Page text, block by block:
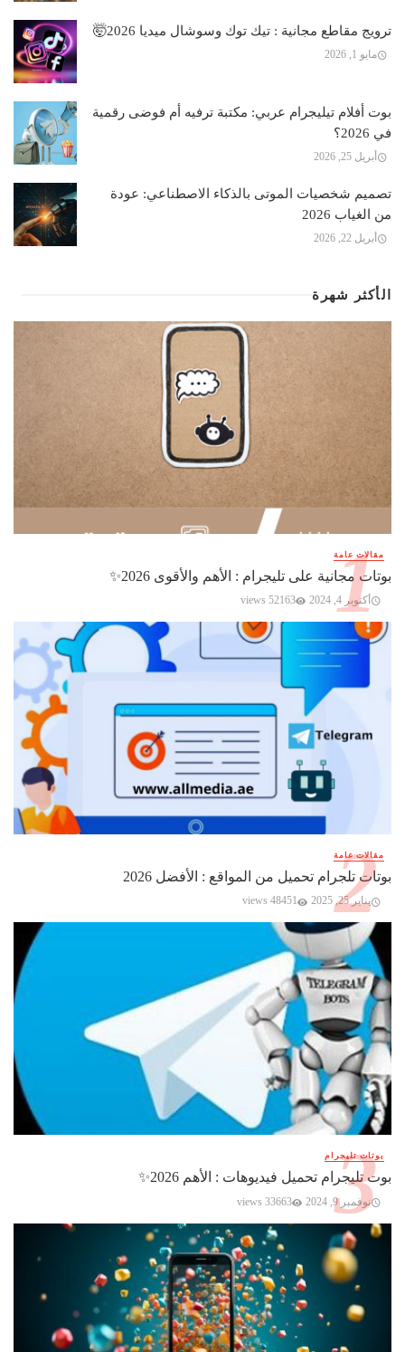
ترويج مقاطع مجانية : تيك توك وسوشال ميديا 2026🤯
مايو 1, 2026
بوت أفلام تيليجرام عربي: مكتبة ترفيه أم فوضى رقمية
في 2026؟
أبريل 25, 2026
تصميم شخصيات الموتى بالذكاء الاصطناعي: عودة
من الغياب 2026
أبريل 22, 2026
الأكثر شهرة
مقالات عامة
بوتات مجانية على تليجرام : الأهم والأقوى 2026✨️
أكتوبر 4, 2024 52163 views
مقالات عامة
بوتات تلجرام تحميل من المواقع : الأفضل 2026
يناير 25, 2025 48451 views
بوتات تليجرام
بوت تليجرام تحميل فيديوهات : الأهم 2026✨️
نوفمبر 9, 2024 33663 views